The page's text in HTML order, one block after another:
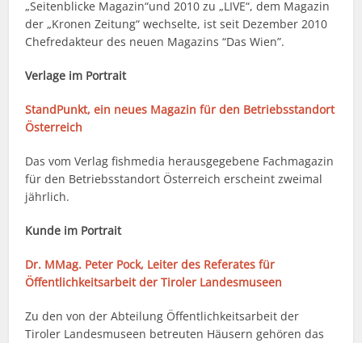
„Seitenblicke Magazin“und 2010 zu „LIVE“, dem Magazin
der „Kronen Zeitung“ wechselte, ist seit Dezember 2010
Chefredakteur des neuen Magazins “Das Wien”.
Verlage im Portrait
StandPunkt, ein neues Magazin für den Betriebsstandort
Österreich
Das vom Verlag fishmedia herausgegebene Fachmagazin
für den Betriebsstandort Österreich erscheint zweimal
jährlich.
Kunde im Portrait
Dr. MMag. Peter Pock, Leiter des Referates für
Öffentlichkeitsarbeit der Tiroler Landesmuseen
Zu den von der Abteilung Öffentlichkeitsarbeit der
Tiroler Landesmuseen betreuten Häusern gehören das